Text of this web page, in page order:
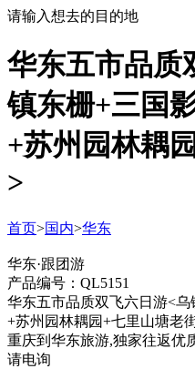
请输入想去的目的地
华东五市品质
镇东栅+三国
+苏州园林耦
>
首页>国内>华东
华东·跟团游
产品编号：QL5151
华东五市品质双飞六日游<
+苏州园林耦园+七里山塘老
重庆到华东旅游,独家往返优
请电询